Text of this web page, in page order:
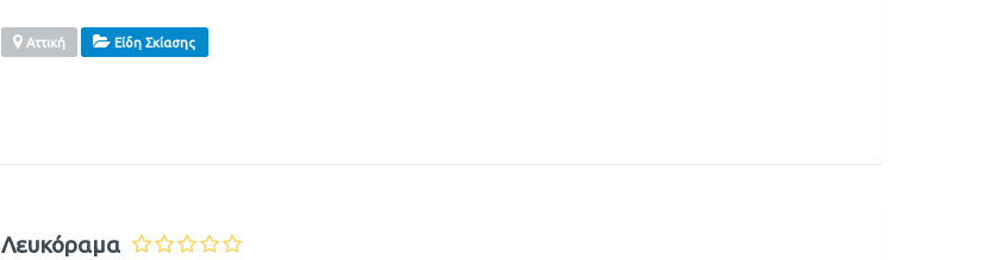
Αττική Είδη Σκίασης
Λευκόραμα